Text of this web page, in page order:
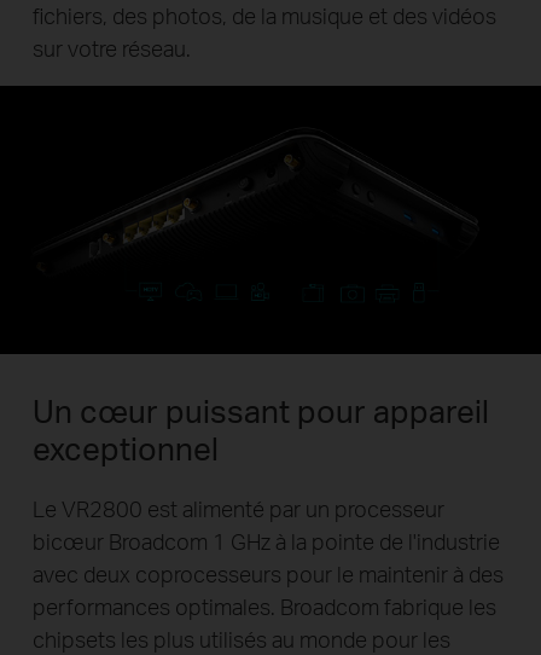
fichiers, des photos, de la musique et des vidéos
sur votre réseau.
Un cœur puissant pour appareil
exceptionnel
Le VR2800 est alimenté par un processeur
bicœur Broadcom 1 GHz à la pointe de l'industrie
avec deux coprocesseurs pour le maintenir à des
performances optimales. Broadcom fabrique les
chipsets les plus utilisés au monde pour les